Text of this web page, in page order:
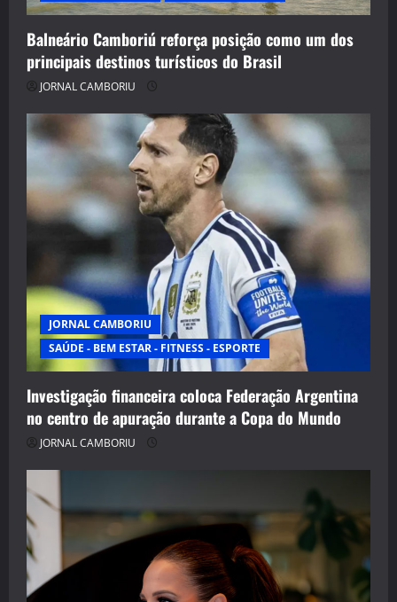
Balneário Camboriú reforça posição como um dos
principais destinos turísticos do Brasil
JORNAL CAMBORIU
JORNAL CAMBORIU
SAÚDE - BEM ESTAR - FITNESS - ESPORTE
Investigação financeira coloca Federação Argentina
no centro de apuração durante a Copa do Mundo
JORNAL CAMBORIU